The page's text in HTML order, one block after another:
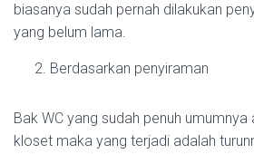
biasanya sudah pernah dilakukan
yang belum lama.
Berdasarkan penyiraman
Bak WC yang sudah penuh
kloset maka yang terjadi adalah